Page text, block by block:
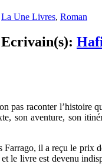
La Une Livres, Roman
pas raconter l’histoire
son aventure, son
il a reçu le prix
le livre est devenu